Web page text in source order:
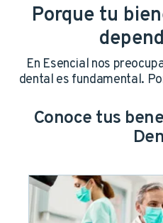
Porque tu
En Esencial nos
dental es fundamental.
beneficios exclusivos
Conoce tus